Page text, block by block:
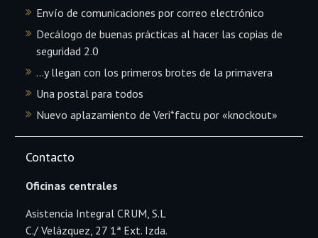
Envío de comunicaciones por correo electrónico
Decálogo de buenas prácticas al hacer las copias de
seguridad 2.0
…y llegan con los primeros brotes de la primavera
Una postal para todos
Nuevo aplazamiento de Veri*factu por «knockout»
Contacto
Oficinas centrales
Asistencia Integral CRUM, S.L
C./ Velázquez, 27 1ª Ext. Izda.